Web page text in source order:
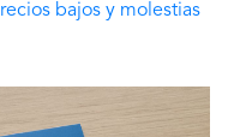
bajos y molestias